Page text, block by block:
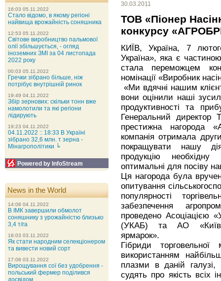
30.03.2011
ТОВ «Піонер
конкурсу
КИЇВ, Україна, 7
Україна», яка є
стала переможцем
номінації «Виробник
«Ми вдячні нашим
вони оцінили наші
продуктивності та
Генеральний директор
престижна нагорода
компанія отримала
покращувати нашу
продукцію необхідну
оптимальні для посіву
Ця нагорода була
опитування
популярності
забезпечення
проведено Асоціацією
(УКАБ) та АО
ярмарок».
Гібриди
використанням
плазми в даній
судять про якість всіх
16:03 05.11.2022
Стало відомо, в якому регіоні
найвища врожайність соняшника
12:53 05.11.2022
Світове виробництво пальмової
олії збільшується, - огляд
іноземних ЗМІ за 04 листопада
2022 року
00:03 05.11.2022
Гречки зібрано більше, ніж
потрібує внутрішній ринок
19:49 04.11.2022
Збір зернових: скільки тонн вже
намолотили та які регіони
лідирують
19:23 04.11.2022
04.11.2022 :: 18:33 В Україні
зібрано 32,6 млн. т зерна -
Мінагрополітики ╘
Powered by InfoStream
News in the World
14:08 04.11.2022
В ІМК завершили обмолот
соняшнику з урожайністю близько
3,4 т/га
18:03 03.11.2022
Як стати народним селекціонером
та вивести новий сорт
17:08 03.11.2022
Вирощування сої без удобрення -
польський фермер поділився
досвідом